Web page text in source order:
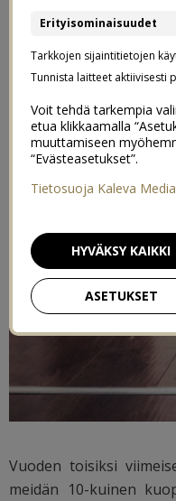
Vuoden toisiksi
meidän 10-kuinen
Erityisominaisuudet
Tarkkojen sijaintitietojen
Tunnista laitteet aktiivisesti
Voit tehdä tarkempia
etua klikkaamalla
muuttamiseen
“Evästeasetukset”.
Tietosuoja Kaleva
ASETUKSET
HYVÄKSY KAIKKI